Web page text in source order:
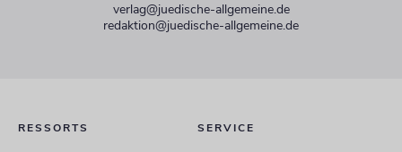
verlag@juedische-allgemeine.de
redaktion@juedische-allgemeine.de
RESSORTS SERVICE